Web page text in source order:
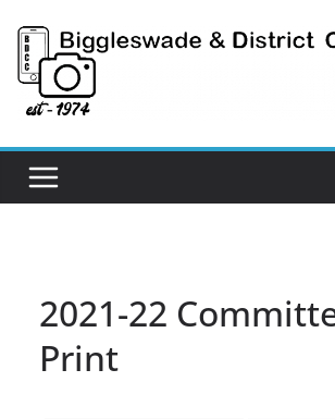
content
2021-22
Print